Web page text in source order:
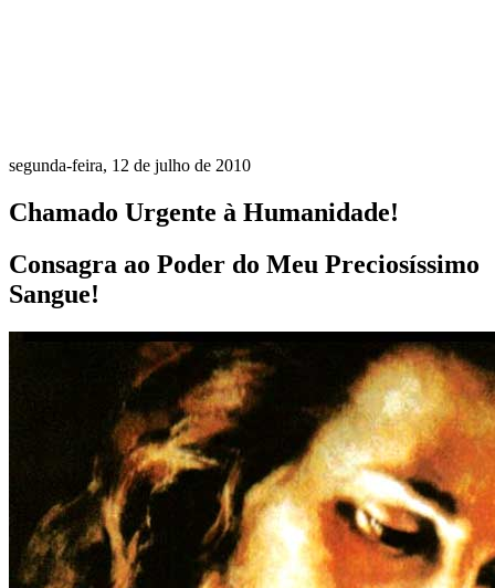
segunda-feira, 12 de julho de 2010
Chamado Urgente à Humanidade!
Consagra ao Poder do Meu Preciosíssimo
Sangue!